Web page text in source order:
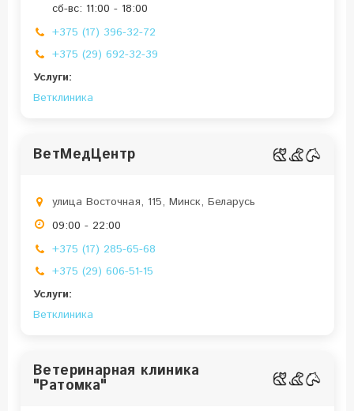
сб-вс: 11:00 - 18:00
+375 (17) 396-32-72
+375 (29) 692-32-39
Услуги:
Ветклиника
ВетМедЦентр
улица Восточная, 115, Минск, Беларусь
09:00 - 22:00
+375 (17) 285-65-68
+375 (29) 606-51-15
Услуги:
Ветклиника
Ветеринарная клиника
"Ратомка"